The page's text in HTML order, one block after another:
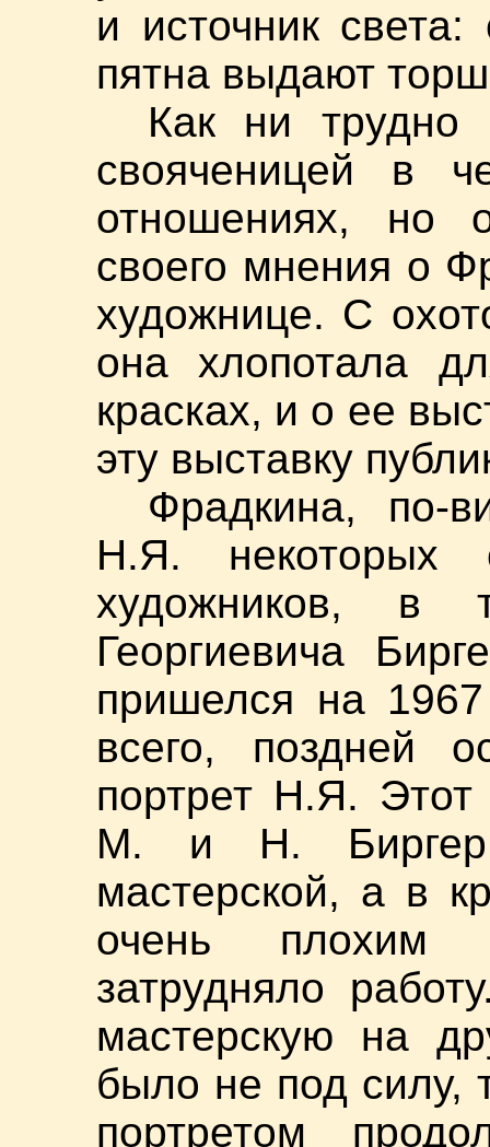
и источник
пятна выдают
Как ни
свояченицей в
отношениях, но
своего мнения о
художнице. С
она хлопотала
красках, и о ее
эту выставку
Фрадкина, по-
Н.Я. некоторых
художников,
Георгиевича
пришелся на
всего, поздней
портрет Н.Я. Этот
М. и Н.
мастерской, а в
очень плохим
затрудняло
мастерскую на
было не под силу,
портретом